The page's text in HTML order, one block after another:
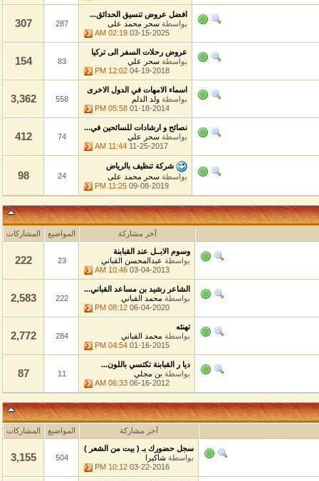
افضل عروض تنسيق الحدائق...
بواسطةسحر محمد على
03-15-2025
02:19 AM
307
عروض رحلات السفر الى تركيا
بواسطةسحر علي
04-19-2018
12:02 PM
154
اسماء الامهات في الدول الاخرى
بواسطةولد الدلم
01-18-2014
05:58 PM
3,362
نصائح و ارشادات للسائحين في...
بواسطةسحر علي
11-25-2017
11:44 AM
412
شركة تنظيف بالرياض
بواسطةسحر محمد على
09-08-2019
11:25 PM
آخر مشاركة المواضيع المشاركات
وسوم الابــل عند القبابنة
بواسطةعبدالمحسن القباني
03-04-2013
10:46 AM
222
الشاعر رشيد بن مساعد القباني...
بواسطةمحمد القباني
06-04-2020
08:12 PM
2,583
تهنئه
بواسطةمحمد القباني
01-16-2015
04:54 PM
2,772
ديا ر القبابنة تكتسي باللون...
بواسطةبن مجلي
06-16-2012
06:33 AM
آخر مشاركة المواضيع المشاركات
سجل حضورك بـ ( بيت من الشعر )
بواسطةشاكيرا
03-22-2016
10:12 PM
3,155